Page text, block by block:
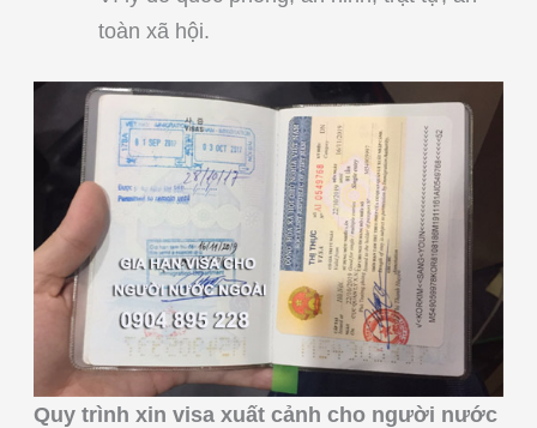
toàn xã hội.
Quy trình xin visa xuất cảnh cho người nước